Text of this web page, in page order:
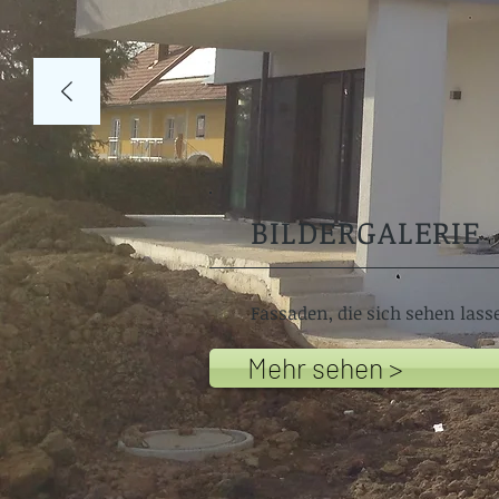
BILDERGALERIE
Fassaden, die sich sehen
Mehr sehen >